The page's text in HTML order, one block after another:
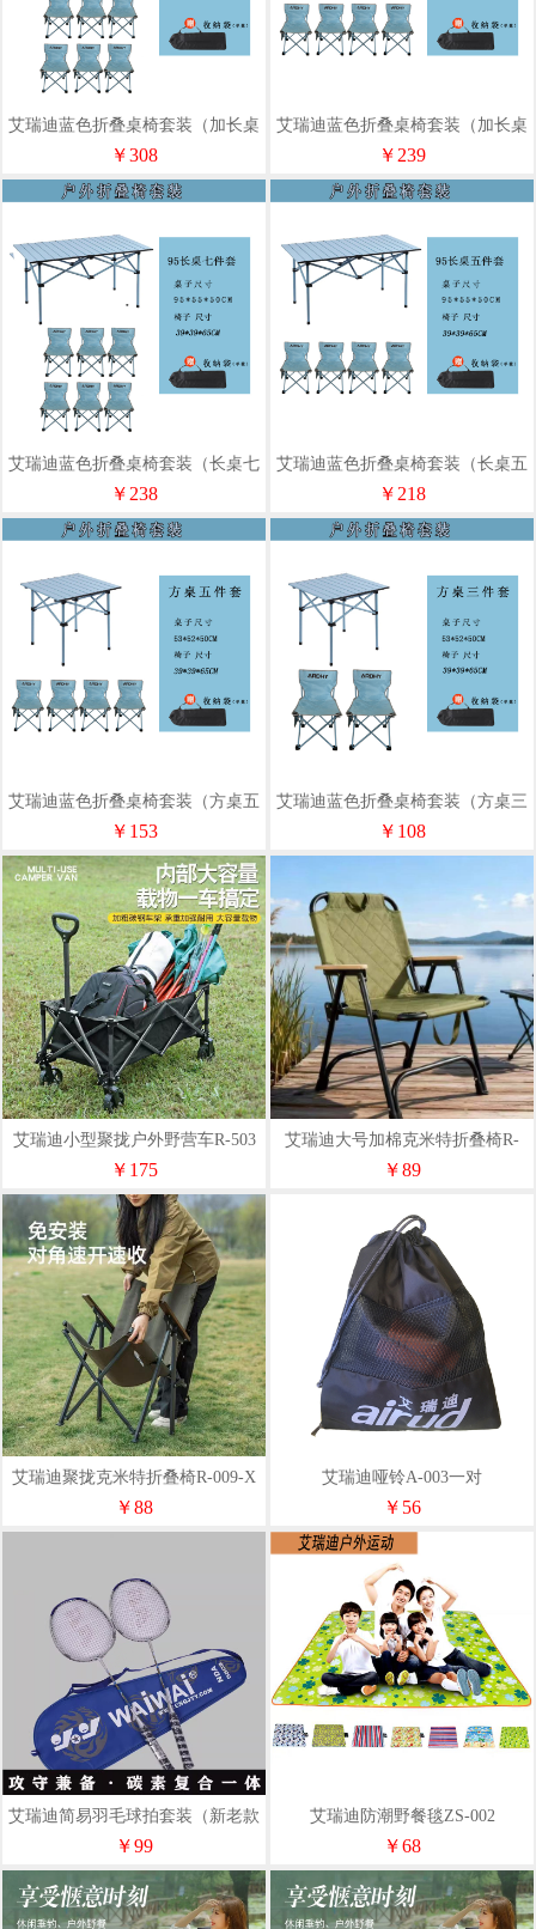
艾瑞迪蓝色折叠桌椅套装（加长桌
七件套R-123-1）
￥308
艾瑞迪蓝色折叠桌椅套装（加长桌
五件套R-123）
￥239
艾瑞迪蓝色折叠桌椅套装（长桌七
件套R-122-1）
￥238
艾瑞迪蓝色折叠桌椅套装（长桌五
件套R-122）
￥218
艾瑞迪蓝色折叠桌椅套装（方桌五
件套R-121-1）
￥153
艾瑞迪蓝色折叠桌椅套装（方桌三
件套Q-121）
￥108
艾瑞迪小型聚拢户外野营车R-503
￥175
艾瑞迪大号加棉克米特折叠椅R-
009-M
￥89
艾瑞迪聚拢克米特折叠椅R-009-X
￥88
艾瑞迪哑铃A-003一对
￥56
艾瑞迪简易羽毛球拍套装（新老款
随机发）
￥99
艾瑞迪防潮野餐毯ZS-002
￥68